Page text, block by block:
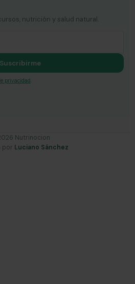
nutrición y salud natural.
Suscribirme
privacidad
Nutrinocion
por Luciano Sánchez